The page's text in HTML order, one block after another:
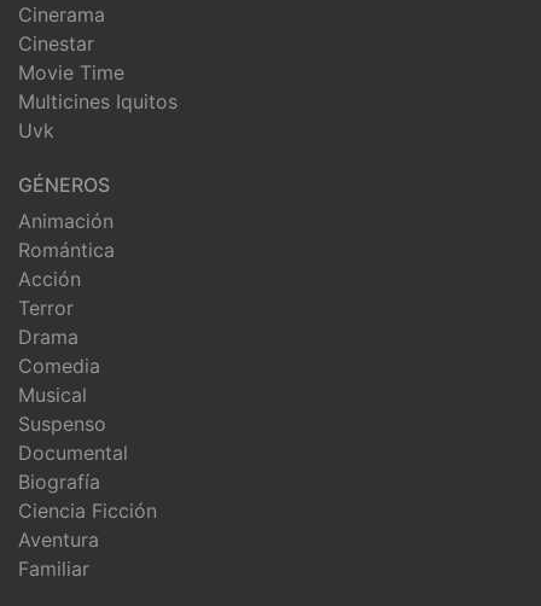
Cinerama
Cinestar
Movie Time
Multicines Iquitos
Uvk
GÉNEROS
Animación
Romántica
Acción
Terror
Drama
Comedia
Musical
Suspenso
Documental
Biografía
Ciencia Ficción
Aventura
Familiar